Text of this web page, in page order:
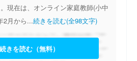
現在は、オンライン家庭教師(小中
2月から...続きを読む(全98文字)
続きを読む（無料）